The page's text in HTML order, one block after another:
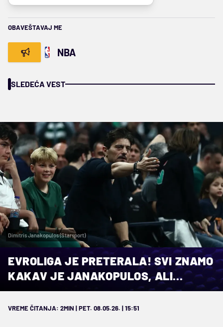
OBAVEŠTAVAJ ME
NBA
SLEDEĆA VEST
Dimitris Janakopulos (Starsport)
EVROLIGA JE PRETERALA! SVI ZNAMO
KAKAV JE JANAKOPULOS, ALI...
VREME ČITANJA: 2MIN | PET. 08.05.26. | 15:51